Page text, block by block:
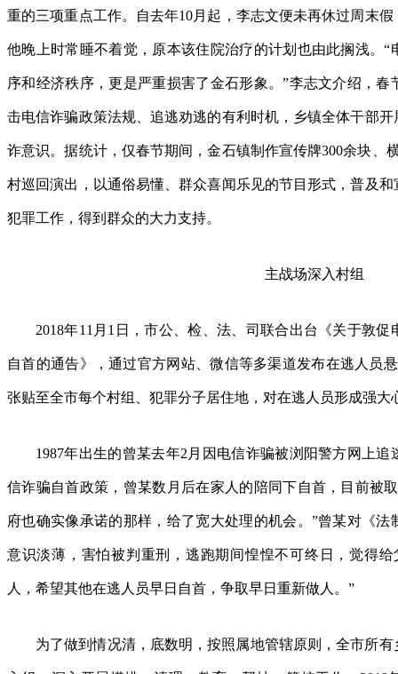
重的三项重点工作。自去年10月起，李志文便未再休过周末
他晚上时常睡不着觉，原本该住院治疗的计划也由此搁浅。
序和经济秩序，更是严重损害了金石形象。”李志文介绍，
击电信诈骗政策法规、追逃劝逃的有利时机，乡镇全体干部
诈意识。据统计，仅春节期间，金石镇制作宣传牌300余块、
村巡回演出，以通俗易懂、群众喜闻乐见的节目形式，普及
犯罪工作，得到群众的大力支持。
主战场深入村组
2018年11月1日，市公、检、法、司联合出台《关于敦
自首的通告》，通过官方网站、微信等多渠道发布在逃人员
张贴至全市每个村组、犯罪分子居住地，对在逃人员形成强大
1987年出生的曾某去年2月因电信诈骗被浏阳警方网上
信诈骗自首政策，曾某数月后在家人的陪同下自首，目前被
府也确实像承诺的那样，给了宽大处理的机会。”曾某对《
意识淡薄，害怕被判重刑，逃跑期间惶惶不可终日，觉得
人，希望其他在逃人员早日自首，争取早日重新做人。”
为了做到情况清，底数明，按照属地管辖原则，全市所